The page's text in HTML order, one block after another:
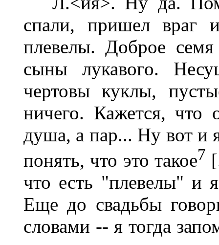
спали, пришел враг
плевелы. Доброе
сыны лукавого.
чертовы куклы,
ничего. Кажется, что
душа, а пар... Ну вот и
понять, что это такое7
что есть "плевелы" и
Еще до свадьбы
словами -- я тогда